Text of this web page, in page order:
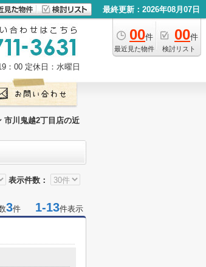
最終更新：2026年08月07日
00件
最近見た物件
00件
検討リスト
：00 定休日：水曜日
市川鬼越2丁目店の近
表示件数：
3件 1-13件表示